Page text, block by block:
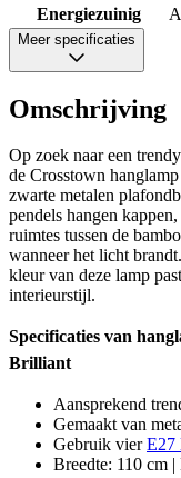
Energiezuinig
Meer specificaties
Omschrijving
Op zoek naar een
de Crosstown
zwarte metalen
pendels hangen
ruimtes tussen de
wanneer het licht
kleur van deze lamp
interieurstijl.
Specificaties van
Brilliant
Aansprekend
Gemaakt van
Gebruik vierE27
Breedte: 110 cm